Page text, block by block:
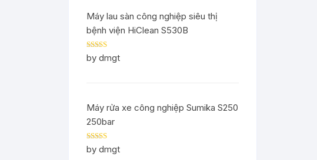
Máy lau sàn công nghiệp siêu thị
bệnh viện HiClean S530B
Rated5out
of 5
by dmgt
Máy rửa xe công nghiệp Sumika S250
250bar
Rated5out
of 5
by dmgt